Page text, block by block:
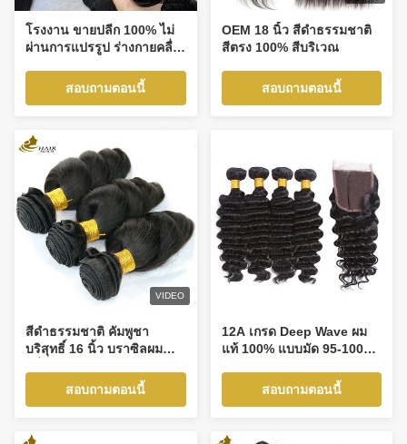
โรงงาน ขายปลีก 100% ไม่
ผ่านการแปรรูป ร่างกายคลื่น
สอบถามตอนนี้
OEM 18 นิ้ว สีดําธรรมชาติ
สีตรง 100% สีบริเวณ
สอบถามตอนนี้
VIDEO
สีดําธรรมชาติ คัมพูชา
บริสุทธิ์ 16 นิ้ว บราซิลผม
สอบถามตอนนี้
12A เกรด Deep Wave ผม
แท้ 100% แบบมัด 95-100
สอบถามตอนนี้